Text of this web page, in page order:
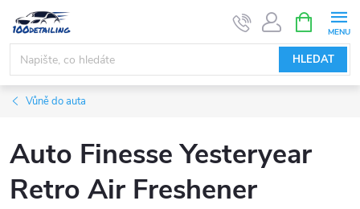
obsah
HLEDAT
NÁKUPNÍ
KOŠÍK
Vůně do auta
Auto Finesse Yesteryear
Retro Air Freshener